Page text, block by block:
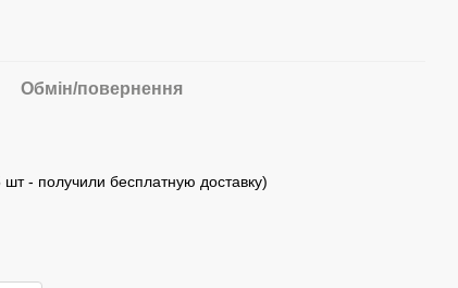
Обмін/повернення
- получили бесплатную доставку)